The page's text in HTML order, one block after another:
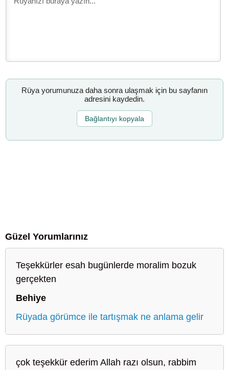
Rüya yorumunuza daha sonra ulaşmak için bu sayfanın
adresini kaydedin.
Bağlantıyı kopyala
Güzel Yorumlarınız
Teşekkürler esah bugünlerde moralim bozuk
gerçekten
Behiye
Rüyada görümce ile tartışmak ne anlama gelir
çok teşekkür ederim Allah razı olsun, rabbim